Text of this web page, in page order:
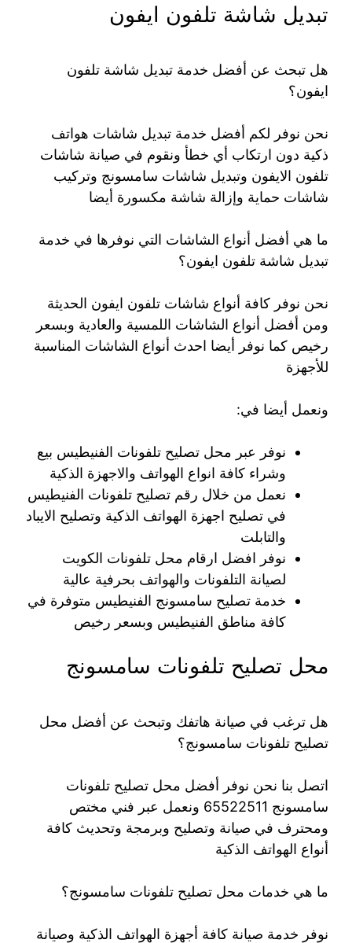
تبديل شاشة تلفون ايفون
هل تبحث عن أفضل خدمة تبديل شاشة تلفون
ايفون؟
نحن نوفر لكم أفضل خدمة تبديل شاشات هواتف
ذكية دون ارتكاب أي خطأ ونقوم في صيانة شاشات
تلفون الايفون وتبديل شاشات سامسونج وتركيب
شاشات حماية وإزالة شاشة مكسورة أيضا
ما هي أفضل أنواع الشاشات التي نوفرها في خدمة
تبديل شاشة تلفون ايفون؟
نحن نوفر كافة أنواع شاشات تلفون ايفون الحديثة
ومن أفضل أنواع الشاشات اللمسية والعادية وبسعر
رخيص كما نوفر أيضا احدث أنواع الشاشات المناسبة
للأجهزة
ونعمل أيضا في:
نوفر عبر محل تصليح تلفونات الفنيطيس بيع
وشراء كافة انواع الهواتف والاجهزة الذكية
نعمل من خلال رقم تصليح تلفونات الفنيطيس
في تصليح اجهزة الهواتف الذكية وتصليح الايباد
والتابلت
نوفر افضل ارقام محل تلفونات الكويت
لصيانة التلفونات والهواتف بحرفية عالية
خدمة تصليح سامسونج الفنيطيس متوفرة في
كافة مناطق الفنيطيس وبسعر رخيص
محل تصليح تلفونات سامسونج
هل ترغب في صيانة هاتفك وتبحث عن أفضل محل
تصليح تلفونات سامسونج؟
اتصل بنا نحن نوفر أفضل محل تصليح تلفونات
سامسونج 65522511 ونعمل عبر فني مختص
ومحترف في صيانة وتصليح وبرمجة وتحديث كافة
أنواع الهواتف الذكية
ما هي خدمات محل تصليح تلفونات سامسونج؟
نوفر خدمة صيانة كافة أجهزة الهواتف الذكية وصيانة